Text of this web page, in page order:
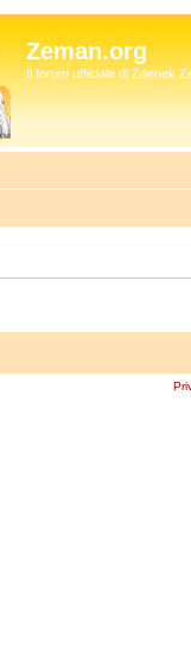
Zeman.org
Il forum ufficiale di Zdenek